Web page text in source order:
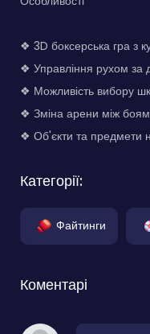
❖ 3D боксерська гра з
❖ Управління рухом за
❖ Можливість вибору
❖ Зміна арени між
❖ Об'єкти та предмети
Категорії:
Файтинги
Коментарі